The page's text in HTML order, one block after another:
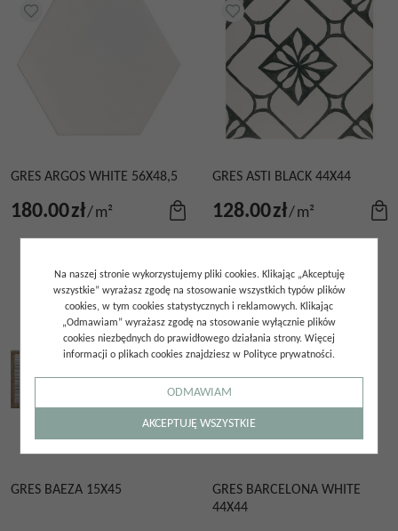
GRES ARGOS WHITE 56X48,5
180.00zł/m²
GRES ASTI BLACK 44X44
128.00zł/m²
GRES BAEZA 15X45
GRES BARCELONA WHITE
44X44
Na naszej stronie wykorzystujemy pliki cookies. Klikając „Akceptuję
wszystkie” wyrażasz zgodę na stosowanie wszystkich typów plików
cookies, w tym cookies statystycznych i reklamowych. Klikając
„Odmawiam” wyrażasz zgodę na stosowanie wyłącznie plików
cookies niezbędnych do prawidłowego działania strony. Więcej
informacji o plikach cookies znajdziesz w Polityce prywatności.
ODMAWIAM
AKCEPTUJĘ WSZYSTKIE